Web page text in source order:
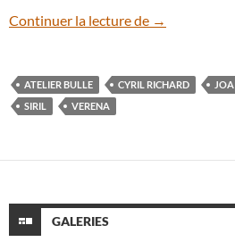
Continuer la lecture de JOA :
→
ATELIER BULLE CYRIL RICHARD JOA
SIRIL
VERENA
GALERIES